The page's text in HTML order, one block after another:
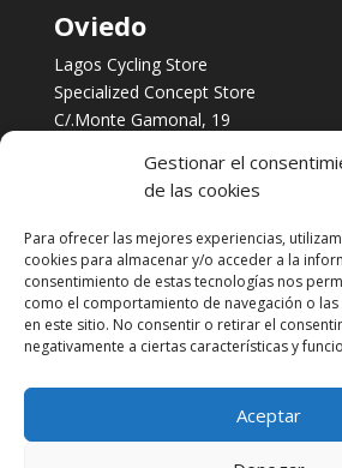
Gestionar el
de las cookies
Para ofrecer las mejores experiencias,
cookies para almacenar y/o acceder a la
consentimiento de estas tecnologías nos
como el comportamiento de navegación o
en este sitio. No consentir o retirar el
negativamente a ciertas características y
Aceptar
Oviedo
Lagos Cycling Store
Specialized Concept Store
C/.Monte Gamonal, 19
984 253 422
Servicios
Taller multimarca
Financia tus Compras con Cetelem
Biomecánica